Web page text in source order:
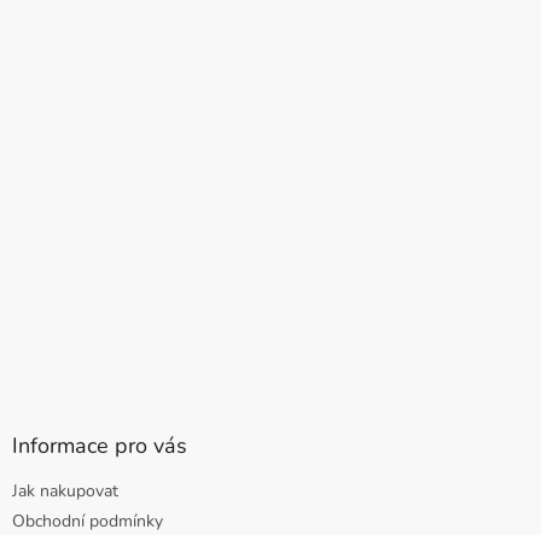
Informace pro vás
Jak nakupovat
Obchodní podmínky